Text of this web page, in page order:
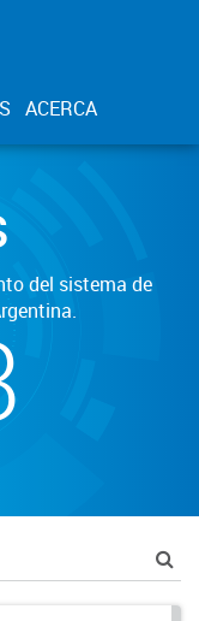
ACERCA
del sistema de